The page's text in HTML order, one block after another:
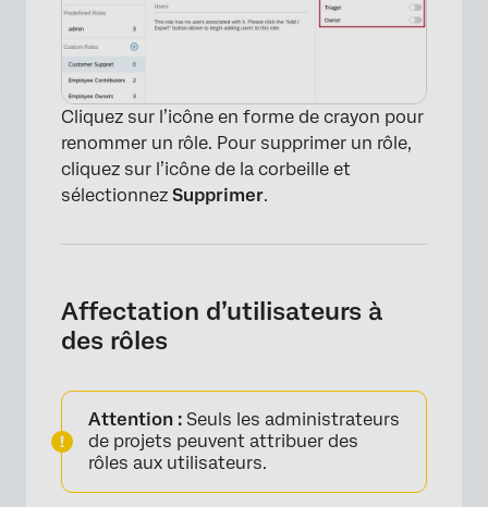
×
Cliquez sur l’icône en forme de crayon pour
renommer un rôle. Pour supprimer un rôle,
cliquez sur l’icône de la corbeille et
sélectionnez Supprimer.
Affectation d’utilisateurs à
des rôles
Attention : Seuls les administrateurs
de projets peuvent attribuer des
rôles aux utilisateurs.